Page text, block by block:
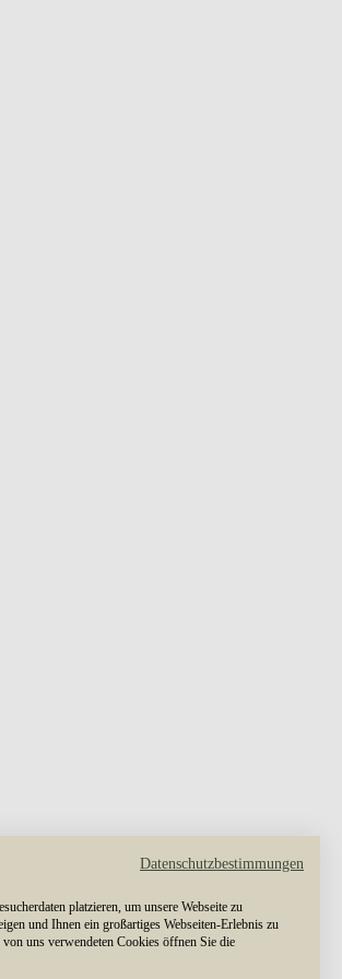
Datenschutzbestimmungen
platzieren, um unsere Webseite zu
und Ihnen ein großartiges Webseiten-Erlebnis zu
uns verwendeten Cookies öffnen Sie die